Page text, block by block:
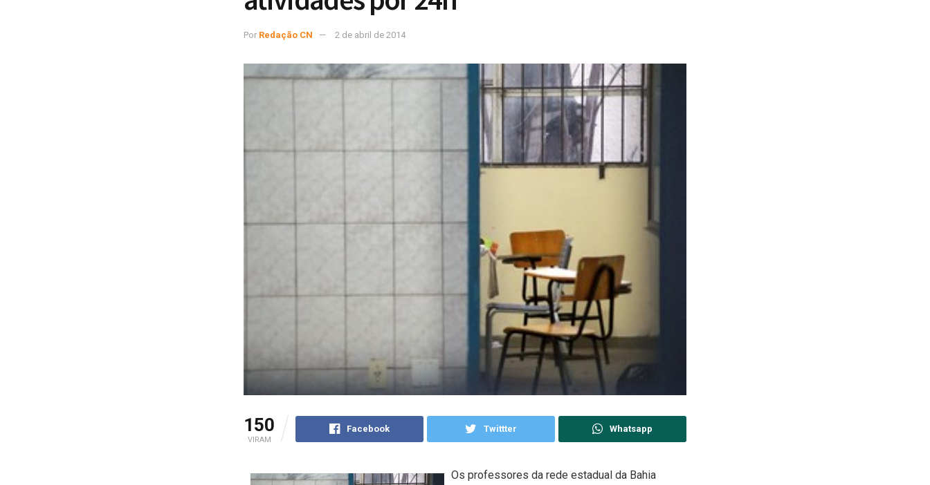
Por Redação CN 2 de abril de 2014
150
VIRAM
Facebook Twittter Whatsapp
Os professores da rede estadual da Bahia